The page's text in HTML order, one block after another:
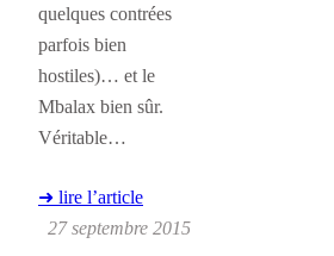
quelques contrées
parfois bien
hostiles)… et le
Mbalax bien sûr.
Véritable…
➜ lire l’article
27 septembre 2015